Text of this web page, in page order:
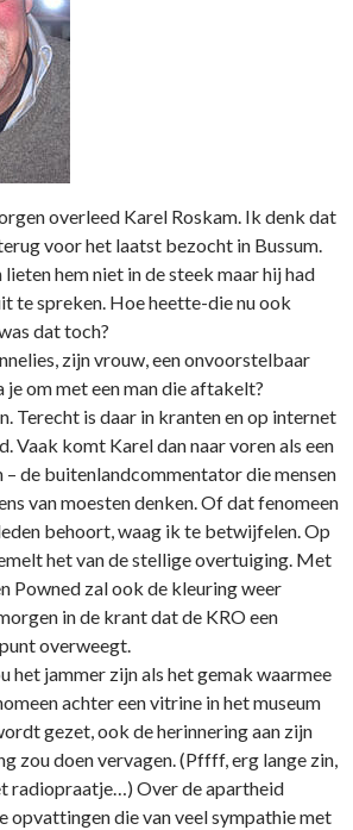
overleed Karel Roskam. Ik denk dat
voor het laatst bezocht in Bussum.
lieten hem niet in de steek maar hij had
te spreken. Hoe heette-die nu ook
dat toch?
zijn vrouw, een onvoorstelbaar
om met een man die aftakelt?
Terecht is daar in kranten en op internet
Vaak komt Karel dan naar voren als een
de buitenlandcommentator die mensen
van moesten denken. Of dat fenomeen
behoort, waag ik te betwijfelen. Op
het van de stellige overtuiging. Met
Powned zal ook de kleuring weer
in de krant dat de KRO een
overweegt.
het jammer zijn als het gemak waarmee
achter een vitrine in het museum
gezet, ook de herinnering aan zijn
zou doen vervagen. (Pffff, erg lange zin,
radiopraatje…) Over de apartheid
opvattingen die van veel sympathie met